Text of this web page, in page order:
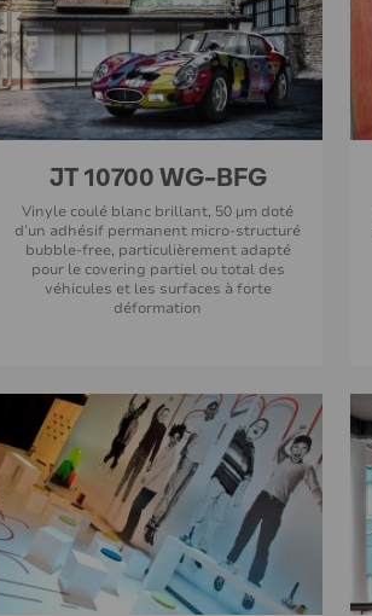
JT 10700 WG-BFG
Vinyle coulé blanc brillant, 50 µm doté
d’un adhésif permanent micro-structuré
bubble-free, particulièrement adapté
pour le covering partiel ou total des
véhicules et les surfaces à forte
déformation